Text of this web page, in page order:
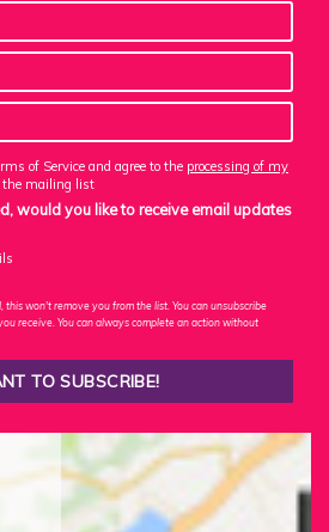
of Service and agree to the processing of my
the mailing list
would you like to receive email updates
won't remove you from the list. You can unsubscribe
receive. You can always complete an action without